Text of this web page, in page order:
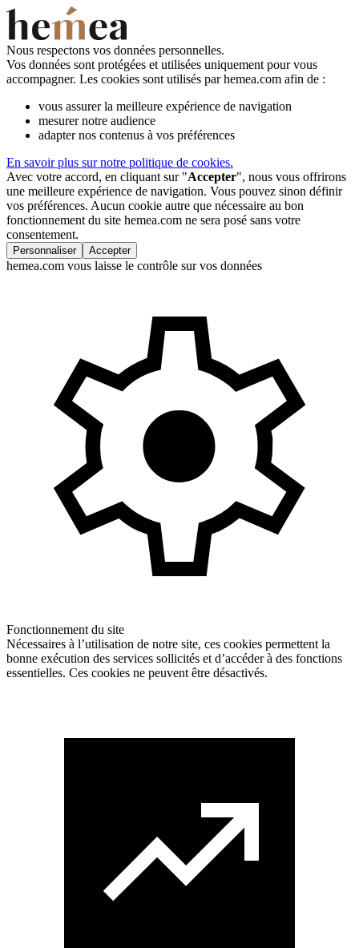
Nous respectons vos données personnelles.
Vos données sont protégées et utilisées uniquement pour vous
accompagner. Les cookies sont utilisés par hemea.com afin de :
vous assurer la meilleure expérience de navigation
mesurer notre audience
adapter nos contenus à vos préférences
En savoir plus sur notre politique de cookies.
Avec votre accord, en cliquant sur "Accepter", nous vous offrirons
une meilleure expérience de navigation. Vous pouvez sinon définir
vos préférences. Aucun cookie autre que nécessaire au bon
fonctionnement du site hemea.com ne sera posé sans votre
consentement.
Personnaliser Accepter
hemea.com vous laisse le contrôle sur vos données
Fonctionnement du site
Nécessaires à l’utilisation de notre site, ces cookies permettent la
bonne exécution des services sollicités et d’accéder à des fonctions
essentielles. Ces cookies ne peuvent être désactivés.